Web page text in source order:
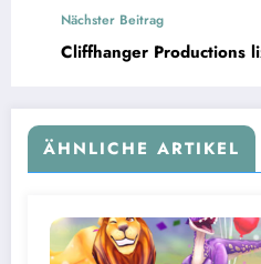
Nächster Beitrag
Cliffhanger Productions
ÄHNLICHE ARTIKEL